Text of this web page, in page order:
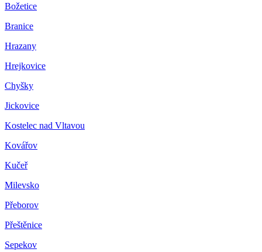
Božetice
Branice
Hrazany
Hrejkovice
Chyšky
Jickovice
Kostelec nad Vltavou
Kovářov
Kučeř
Milevsko
Přeborov
Přeštěnice
Sepekov